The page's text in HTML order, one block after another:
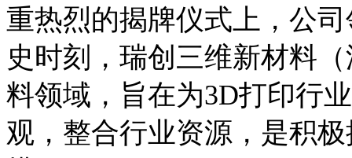
重热烈的揭牌仪式上，公
史时刻，瑞创三维新材料
料领域，旨在为3D打印行
观，整合行业资源，是积